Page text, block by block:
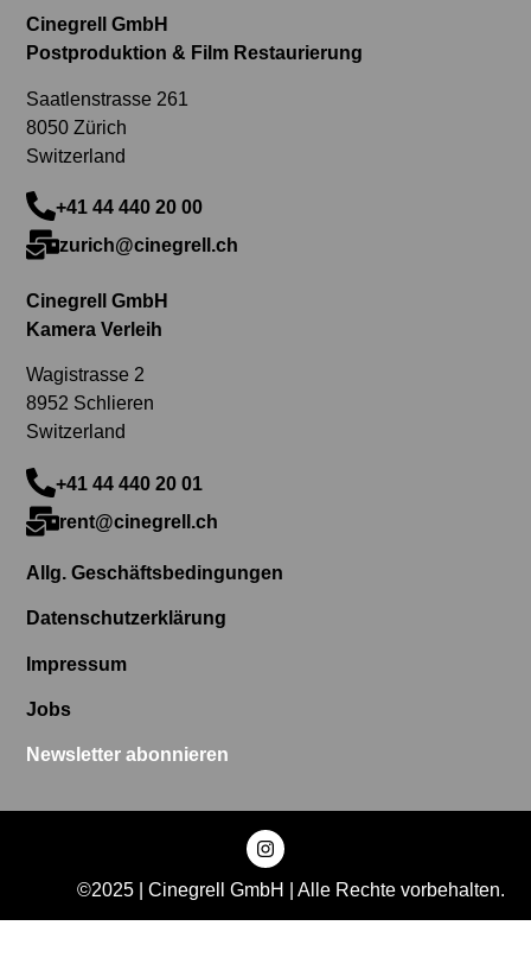
Cinegrell GmbH
Postproduktion & Film Restaurierung
Saatlenstrasse 261
8050 Zürich
Switzerland
+41 44 440 20 00
zurich@cinegrell.ch
Cinegrell GmbH
Kamera Verleih
Wagistrasse 2
8952 Schlieren
Switzerland
+41 44 440 20 01
rent@cinegrell.ch
Allg. Geschäftsbedingungen
Datenschutzerklärung
Impressum
Jobs
Newsletter abonnieren
©2025 | Cinegrell GmbH | Alle Rechte vorbehalten.